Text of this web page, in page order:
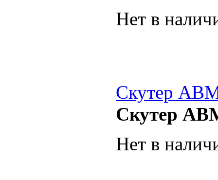
Нет в
Скутер
Скутер
Нет в